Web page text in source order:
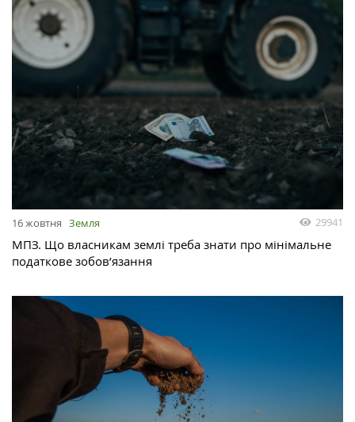
16 жовтня Земля 29941
МПЗ. Що власникам землі треба знати про мінімальне
податкове зобов’язання